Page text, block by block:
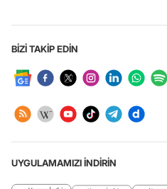
BİZİ TAKİP EDİN
UYGULAMAMIZI İNDİRİN